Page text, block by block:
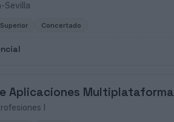
Sevilla
Concertado
Aplicaciones Multiplataforma
I